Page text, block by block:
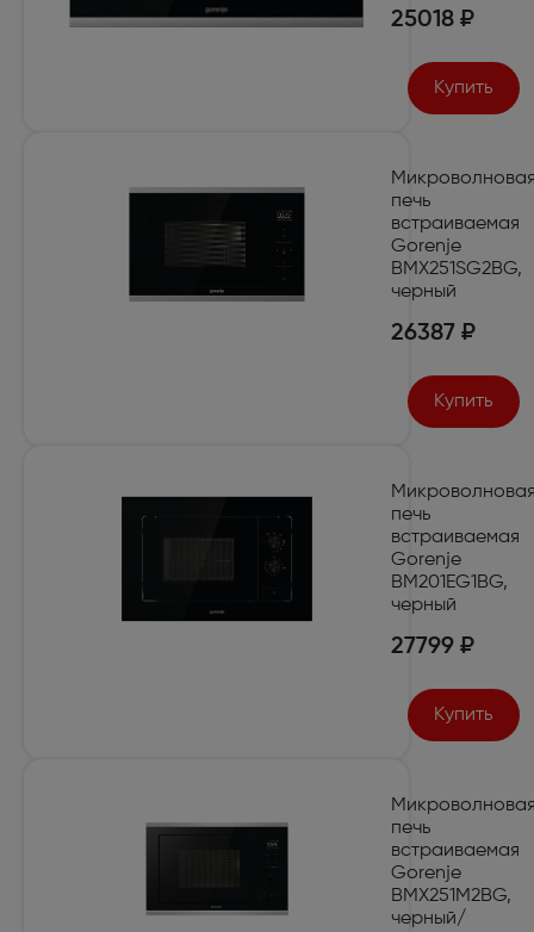
25018 ₽
Купить
печь
встраиваемая
Gorenje
BMX251SG2BG,
черный
26387 ₽
Купить
печь
встраиваемая
Gorenje
BM201EG1BG,
черный
27799 ₽
Купить
печь
встраиваемая
Gorenje
BMX251M2BG,
черный/